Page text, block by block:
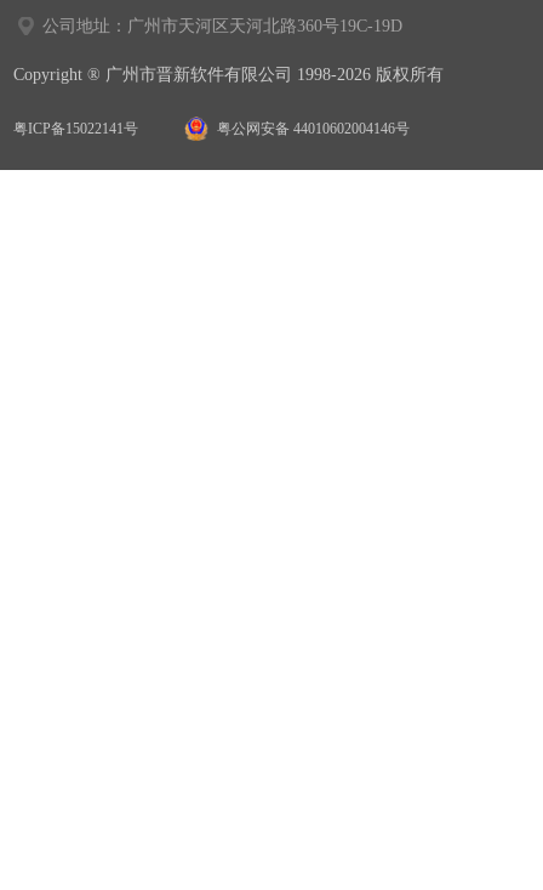
公司地址：广州市天河区天河北路360号19C-19D
Copyright ® 广州市晋新软件有限公司 1998-2026 版权所有
粤ICP备15022141号 粤公网安备 44010602004146号